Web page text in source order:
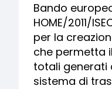
Bando
HOME/2011/
per la
che permetta
totali generati
sistema di